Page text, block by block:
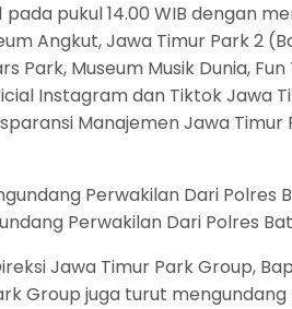
pukul 14.00 WIB dengan
Angkut, Jawa Timur Park 2
Park, Museum Musik Dunia,
Instagram dan Tiktok
Manajemen Jawa
Perwakilan Dari Polres
Jawa Timur Park Group,
Group juga turut